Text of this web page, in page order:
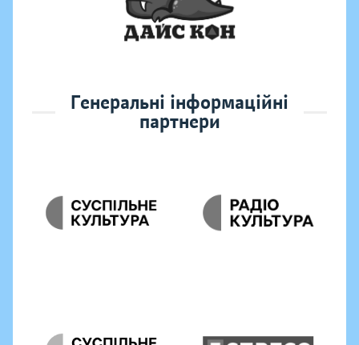
Генеральні інформаційні
партнери